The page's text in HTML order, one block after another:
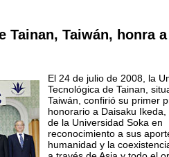
Tainan, Taiwán, honra a
El 24 de julio de 2008, la
Tecnológica de Tainan,
Taiwán, confirió su primer
honorario a Daisaku
de la Universidad Soka en
reconocimiento a sus
humanidad y la